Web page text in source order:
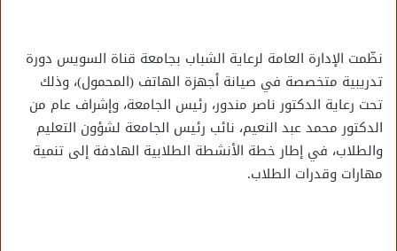
نظّمت الإدارة العامة لرعاية الشباب بجامعة قناة السويس دورة
تدريبية متخصصة في صيانة أجهزة الهاتف (المحمول)، وذلك
تحت رعاية الدكتور ناصر مندور، رئيس الجامعة، وإشراف عام من
الدكتور محمد عبد النعيم، نائب رئيس الجامعة لشؤون التعليم
والطلاب، في إطار خطة الأنشطة الطلابية الهادفة إلى تنمية
مهارات وقدرات الطلاب.